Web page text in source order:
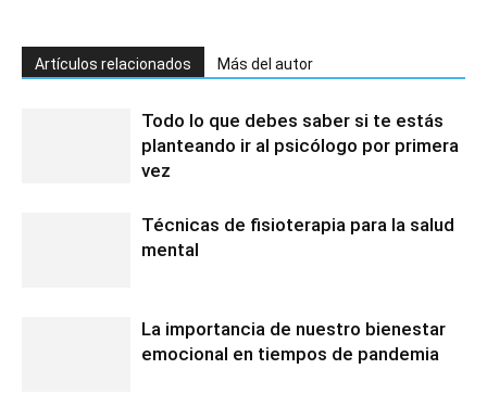
Artículos relacionados Más del autor
Todo lo que debes saber si te estás
planteando ir al psicólogo por primera
vez
Técnicas de fisioterapia para la salud
mental
La importancia de nuestro bienestar
emocional en tiempos de pandemia